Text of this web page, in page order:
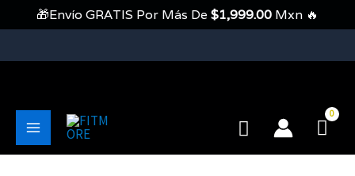
Contenido
Main
Buscar
🎁Envío GRATIS Por Más De $1,999.00 Mxn 🔥